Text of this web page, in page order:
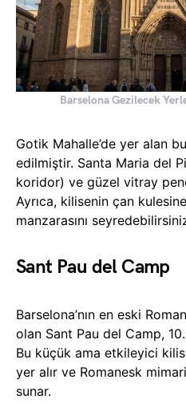
Barselona Gezilecek
Gotik Mahalle’de yer alan
edilmiştir. Santa Maria del
koridor) ve güzel vitray
Ayrıca, kilisenin çan
manzarasını
Sant Pau del Camp
Barselona’nın en eski
olan Sant Pau del Camp,
Bu küçük ama etkileyici
yer alır ve Romanesk
sunar.